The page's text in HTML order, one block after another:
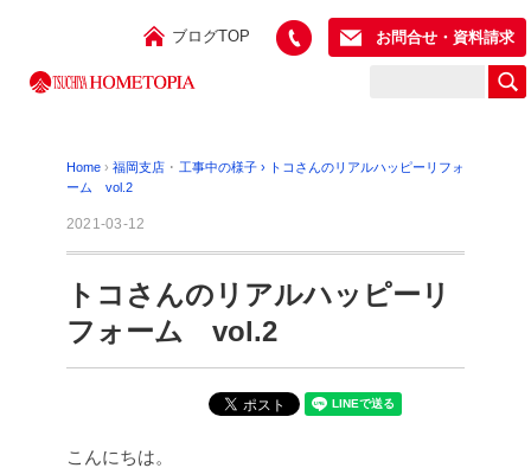
ブログTOP お問合せ・資料請求
Home › 福岡支店 ･ 工事中の様子 › トコさんのリアルハッピーリフォ
ーム vol.2
2021-03-12
トコさんのリアルハッピーリ
フォーム vol.2
こんにちは。